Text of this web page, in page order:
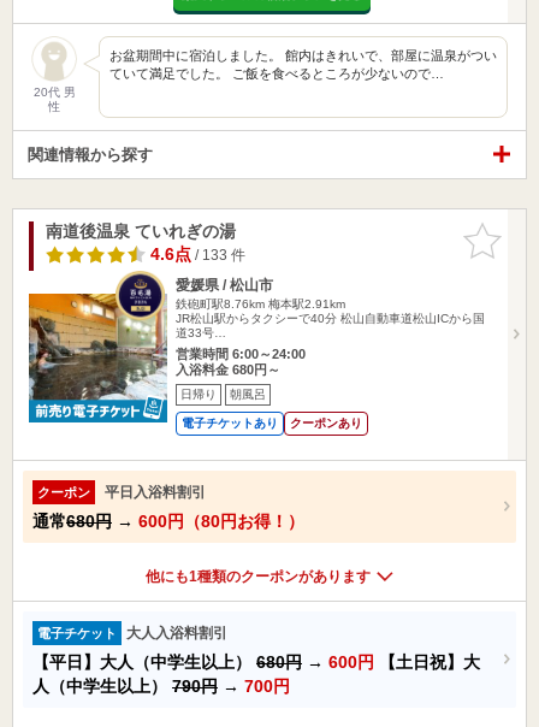
20代 男
性
お盆期間中に宿泊しました。 館内はきれいで、部屋に温泉がつい
ていて満足でした。 ご飯を食べるところが少ないので…
関連情報から探す
お気に入
りに追加
南道後温泉 ていれぎの湯
4.6点/ 133 件
愛媛県 / 松山市
鉄砲町駅8.76km 梅本駅2.91km
JR松山駅からタクシーで40分 松山自動車道松山ICから国
道33号…
営業時間 6:00～24:00
入浴料金 680円～
日帰り 朝風呂
電子チケットあり クーポンあり
クーポン 平日入浴料割引
通常680円 → 600円（80円お得！）
他にも1種類のクーポンがあります
電子チケット 大人入浴料割引
【平日】大人（中学生以上） 680円 → 600円
【土日祝】大
人（中学生以上） 790円 → 700円